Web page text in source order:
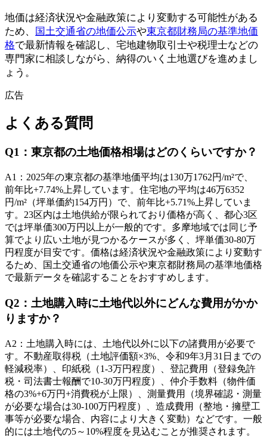
地価は経済状況や金融政策により変動する可能性がある
ため、
国土交通省の地価公示や東京都財務局の基準地価
格で最新情報を確認し、宅地建物取引士や税理士などの
専門家に相談しながら、納得のいく土地選びを進めまし
ょう。
広告
よくある質問
Q1 ： 東京都の土地価格相場はどのくらいですか？
A1 ： 2025年の東京都の基準地価平均は130万1762円/m²で、
前年比+7.74%上昇しています。住宅地の平均は46万6352
円/m²（坪単価約154万円）で、前年比+5.71%上昇していま
す。23区内は土地供給が限られており価格が高く、都心3区
では坪単価300万円以上が一般的です。多摩地域では同じ予
算でより広い土地が見つかるケースが多く、坪単価30-80万
円程度が目安です。価格は経済状況や金融政策により変動す
るため、国土交通省の地価公示や東京都財務局の基準地価格
で最新データを確認することをおすすめします。
Q2 ： 土地購入時に土地代以外にどんな費用がかか
りますか？
A2 ： 土地購入時には、土地代以外に以下の諸費用が必要で
す。不動産取得税（土地評価額×3%、令和9年3月31日までの
軽減税率）、印紙税（1-3万円程度）、登記費用（登録免許
税・司法書士報酬で10-30万円程度）、仲介手数料（物件価
格の3%+6万円+消費税が上限）、測量費用（境界確認・測量
が必要な場合は30-100万円程度）、造成費用（整地・擁壁工
事等が必要な場合、内容により大きく変動）などです。一般
的には土地代の5～10%程度を見込むことが推奨されます。